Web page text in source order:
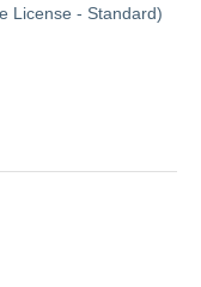
License - Standard)